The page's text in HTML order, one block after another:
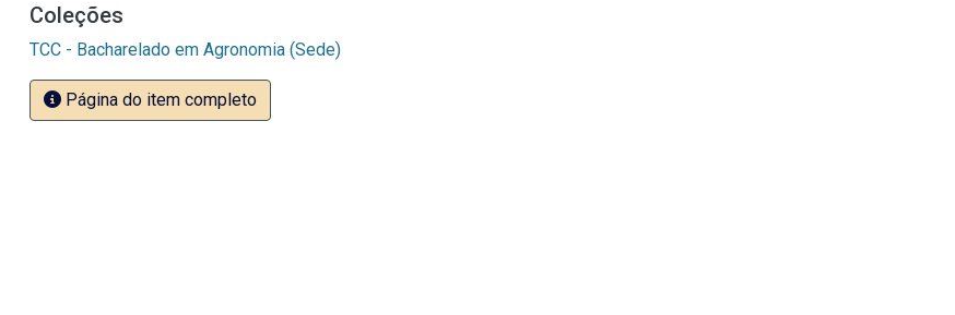
Coleções
TCC - Bacharelado em Agronomia (Sede)
Página do item completo